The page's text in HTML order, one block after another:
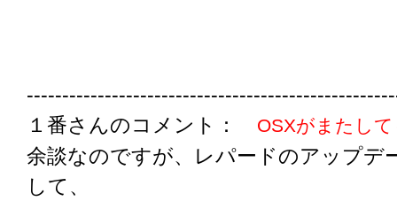
１番さんのコメント： OSXがまたし
余談なのですが、レパードのアップデ
して、